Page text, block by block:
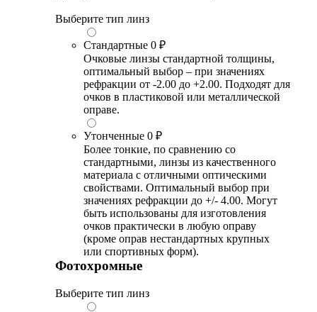
Выберите тип линз
Стандартные 0 ₽
Очковые линзы стандартной толщины,
оптимальный выбор – при значениях
рефракции от -2.00 до +2.00. Подходят для
очков в пластиковой или металлической
оправе.
Утонченные 0 ₽
Более тонкие, по сравнению со
стандартными, линзы из качественного
материала с отличными оптическими
свойствами. Оптимальный выбор при
значениях рефракции до +/- 4.00. Могут
быть использованы для изготовления
очков практически в любую оправу
(кроме оправ нестандартных крупных
или спортивных форм).
Фотохромные
Выберите тип линз